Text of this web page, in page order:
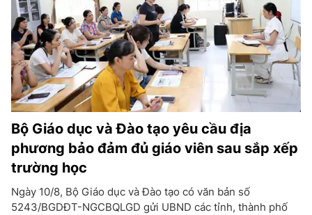
Bộ Giáo dục và Đào tạo yêu cầu địa
phương bảo đảm đủ giáo viên sau sắp xếp
trường học
Ngày 10/8, Bộ Giáo dục và Đào tạo có văn bản số
5243/BGDĐT-NGCBQLGD gửi UBND các tỉnh, thành phố